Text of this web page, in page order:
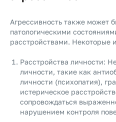
Агрессивность также может
патологическими
расстройствами. Некоторые
Расстройства личности:
личности, такие как
личности (психопатия),
истерическое
сопровождаться
нарушением контроля